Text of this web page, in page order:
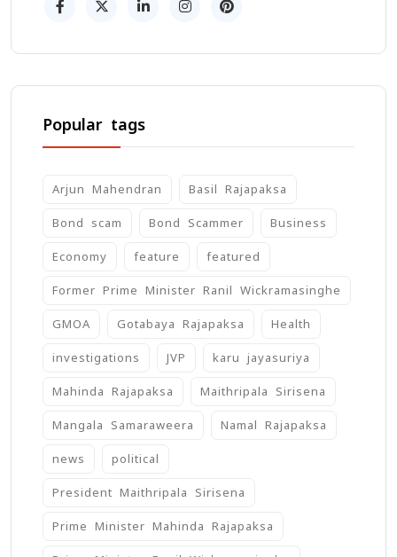
Popular tags
Arjun Mahendran Basil Rajapaksa
Bond scam Bond Scammer Business
Economy feature featured
Former Prime Minister Ranil Wickramasinghe
GMOA Gotabaya Rajapaksa Health
investigations JVP karu jayasuriya
Mahinda Rajapaksa Maithripala Sirisena
Mangala Samaraweera Namal Rajapaksa
news political
President Maithripala Sirisena
Prime Minister Mahinda Rajapaksa